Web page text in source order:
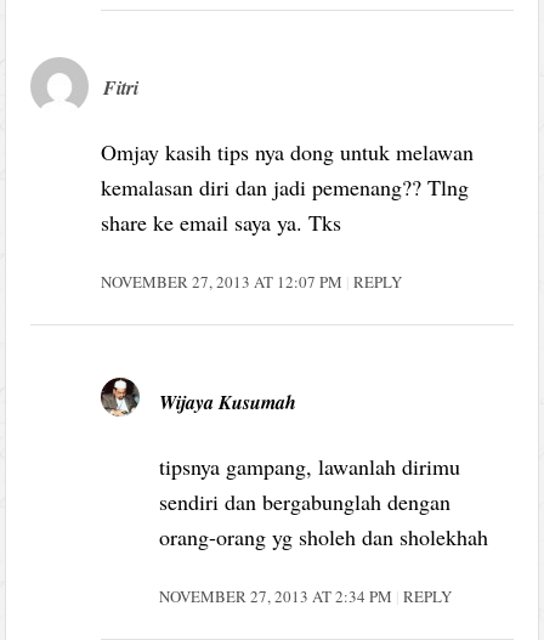
Fitri
Omjay kasih tips nya dong untuk melawan
kemalasan diri dan jadi pemenang?? Tlng
share ke email saya ya. Tks
NOVEMBER 27, 2013 AT 12:07 PM REPLY
Wijaya Kusumah
tipsnya gampang, lawanlah dirimu
sendiri dan bergabunglah dengan
orang-orang yg sholeh dan sholekhah
NOVEMBER 27, 2013 AT 2:34 PM REPLY